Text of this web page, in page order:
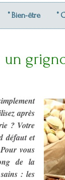
° Bien-être °
après
? Votre
défaut et
vous
de la
sains : les